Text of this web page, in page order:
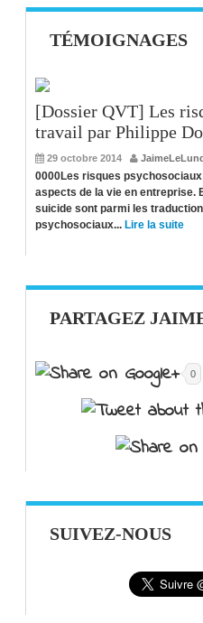
TÉMOIGNAGES
[Dossier QVT] Les
travail par Philippe
29 octobre 2014
0000Les risques
aspects de la vie en entreprise.
suicide sont parmi les
psychosociaux... Lire la suite
PARTAGEZ
0
SUIVEZ-NOUS